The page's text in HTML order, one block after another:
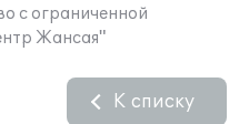
с ограниченной
Жансая"
К списку